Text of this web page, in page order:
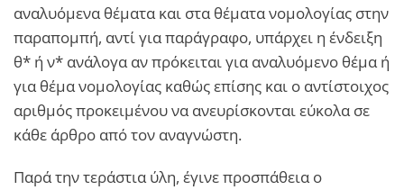
αναλυόμενα θέματα και στα θέματα νομολογίας στην
παραπομπή, αντί για παράγραφο, υπάρχει η ένδειξη
θ* ή ν* ανάλογα αν πρόκειται για αναλυόμενο θέμα ή
για θέμα νομολογίας καθώς επίσης και ο αντίστοιχος
αριθμός προκειμένου να ανευρίσκονται εύκολα σε
κάθε άρθρο από τον αναγνώστη.
Παρά την τεράστια ύλη, έγινε προσπάθεια ο